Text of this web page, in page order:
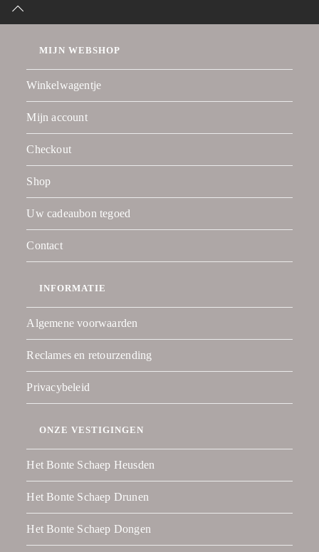
MIJN WEBSHOP
Winkelwagentje
Mijn account
Checkout
Shop
Uw cadeaubon tegoed
Contact
INFORMATIE
Algemene voorwaarden
Reclames en retourzending
Privacybeleid
ONZE VESTIGINGEN
Het Bonte Schaep Heusden
Het Bonte Schaep Drunen
Het Bonte Schaep Dongen